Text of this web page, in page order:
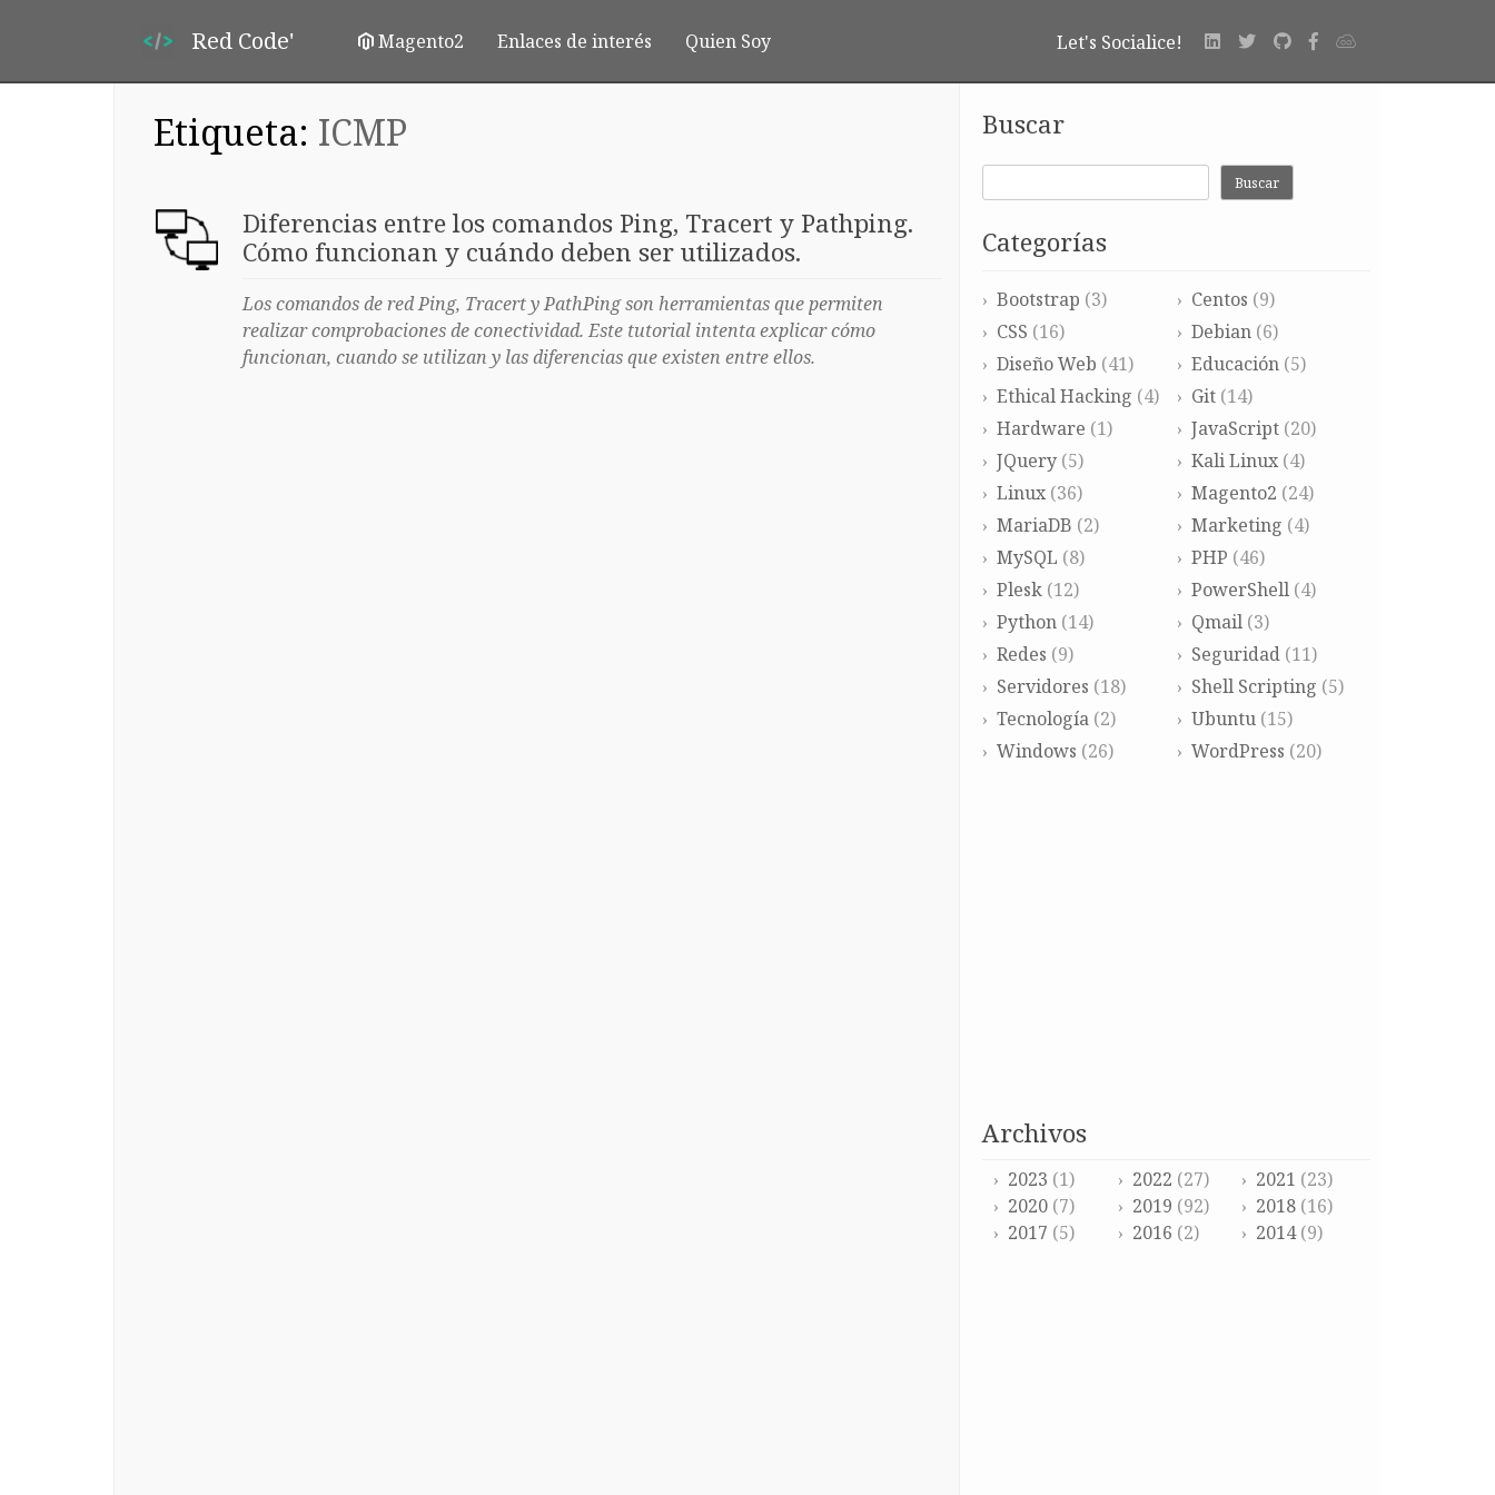
Red Code' Magento2 Enlaces de interés Quien Soy Let's Socialice!
Etiqueta: ICMP
Diferencias entre los comandos Ping, Tracert y Pathping.
Cómo funcionan y cuándo deben ser utilizados.
Los comandos de red Ping, Tracert y PathPing son herramientas que permiten
realizar comprobaciones de conectividad. Este tutorial intenta explicar cómo
funcionan, cuando se utilizan y las diferencias que existen entre ellos.
Buscar
Buscar
Categorías
Bootstrap (3) Centos (9)
CSS (16) Debian(6)
Diseño Web (41) Educación(5)
Ethical Hacking (4) Git(14)
Hardware (1) JavaScript(20)
JQuery (5) Kali Linux(4)
Linux (36) Magento2 (24)
MariaDB (2) Marketing (4)
MySQL (8) PHP (46)
Plesk (12) PowerShell(4)
Python (14) Qmail(3)
Redes (9) Seguridad(11)
Servidores (18) Shell Scripting (5)
Tecnología (2) Ubuntu(15)
Windows (26) WordPress (20)
archivos
2023 (1) 2022 (27) 2021 (23)
2020 (7) 2019 (92) 2018 (16)
2017 (5) 2016 (2) 2014(9)